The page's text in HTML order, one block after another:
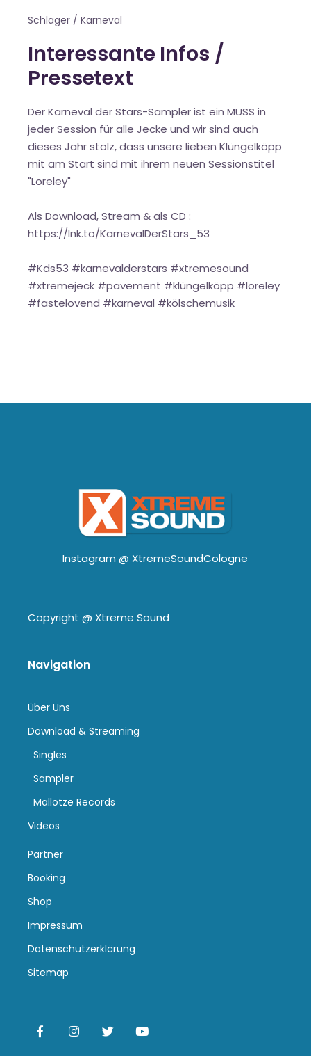
Schlager / Karneval
Interessante Infos /
Pressetext
Der Karneval der Stars-Sampler ist ein MUSS in
jeder Session für alle Jecke und wir sind auch
dieses Jahr stolz, dass unsere lieben Klüngelköpp
mit am Start sind mit ihrem neuen Sessionstitel
"Loreley"
Als Download, Stream & als CD :
https://lnk.to/KarnevalDerStars_53
#Kds53 #karnevalderstars #xtremesound
#xtremejeck #pavement #klüngelköpp #loreley
#fastelovend #karneval #kölschemusik
Instagram @ XtremeSoundCologne
Copyright @ Xtreme Sound
Navigation
Über Uns
Download & Streaming
Singles
Sampler
Mallotze Records
Videos
Partner
Booking
Shop
Impressum
Datenschutzerklärung
Sitemap